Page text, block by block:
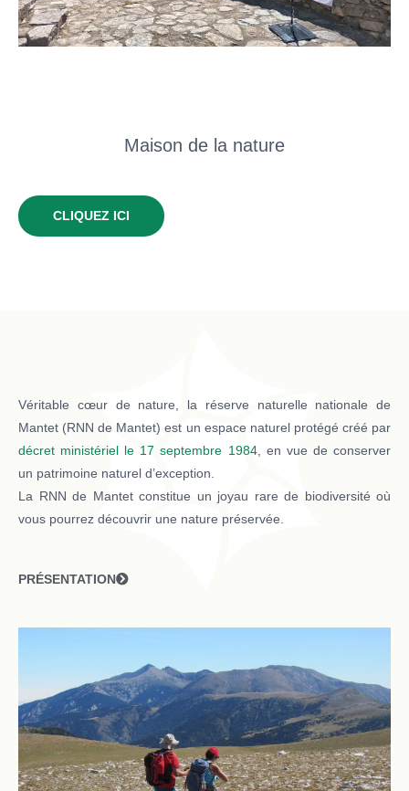
Maison de la nature
CLIQUEZ ICI
Véritable cœur de nature, la réserve naturelle nationale de
Mantet (RNN de Mantet) est un espace naturel protégé créé par
décret ministériel le 17 septembre 1984, en vue de conserver
un patrimoine naturel d’exception.
La RNN de Mantet constitue un joyau rare de biodiversité où
vous pourrez découvrir une nature préservée.
PRÉSENTATION